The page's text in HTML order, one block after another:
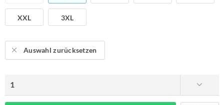
XXL 3XL
Auswahl zurücksetzen